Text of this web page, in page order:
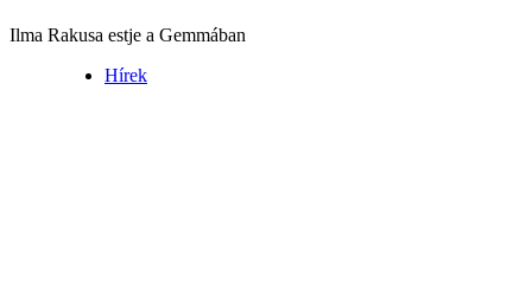
Ilma Rakusa estje a Gemmában
Hírek